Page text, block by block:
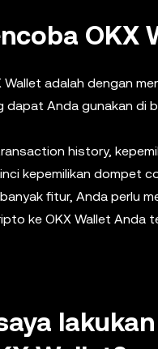
OKX
adalah dengan
dapat Anda gunakan
history,
kepemilikan dompet
fitur, Anda perlu
ke OKX Wallet